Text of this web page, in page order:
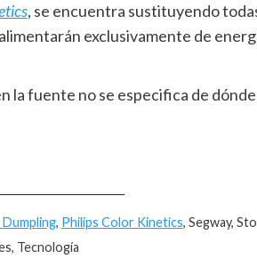
, se encuentra sustituyendo
exclusivamente de
la fuente no se especifica de
, Philips Color Kinetics, Segway,
Tecnología